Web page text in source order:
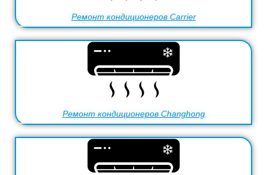
Ремонт кондиционеров Carrier
Ремонт кондиционеров Changhong